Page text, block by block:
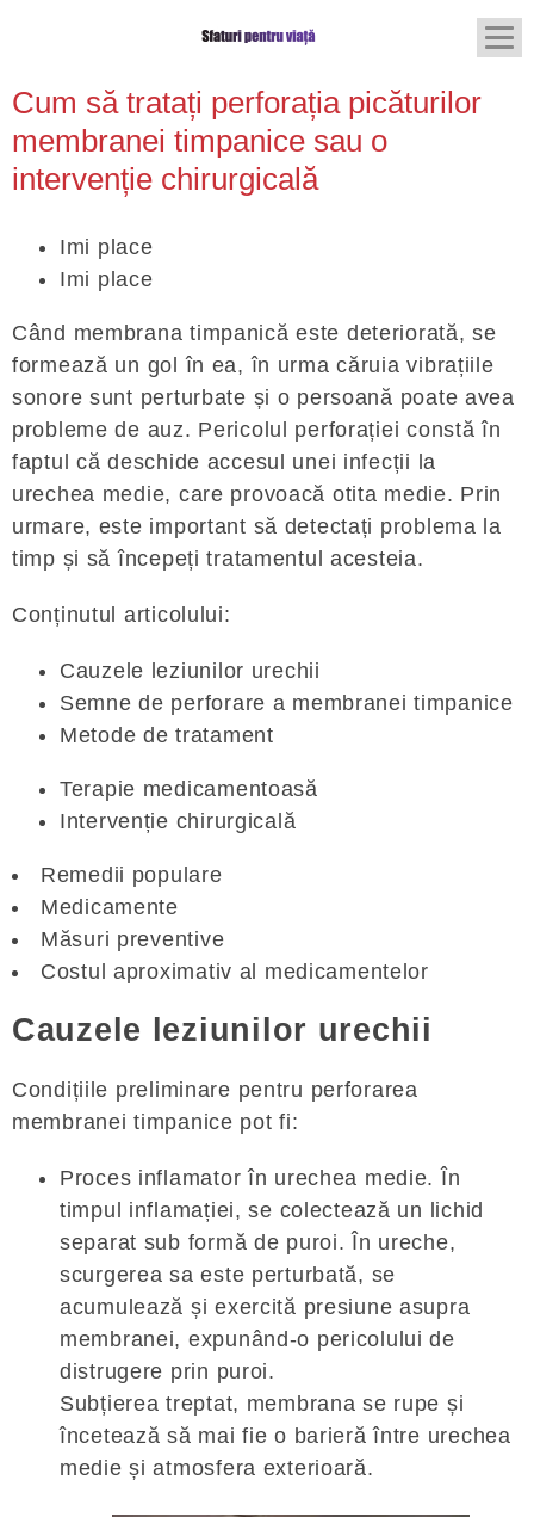
Cum să tratați perforația picăturilor
membranei timpanice sau o
intervenție chirurgicală
Imi place
Imi place
Când membrana timpanică este deteriorată, se
formează un gol în ea, în urma căruia vibrațiile
sonore sunt perturbate și o persoană poate avea
probleme de auz. Pericolul perforației constă în
faptul că deschide accesul unei infecții la
urechea medie, care provoacă otita medie. Prin
urmare, este important să detectați problema la
timp și să începeți tratamentul acesteia.
Conținutul articolului:
Cauzele leziunilor urechii
Semne de perforare a membranei timpanice
Metode de tratament
Terapie medicamentoasă
Intervenție chirurgicală
Remedii populare
Medicamente
Măsuri preventive
Costul aproximativ al medicamentelor
Cauzele leziunilor urechii
Condițiile preliminare pentru perforarea
membranei timpanice pot fi:
Proces inflamator în urechea medie. În
timpul inflamației, se colectează un lichid
separat sub formă de puroi. În ureche,
scurgerea sa este perturbată, se
acumulează și exercită presiune asupra
membranei, expunând-o pericolului de
distrugere prin puroi.
Subțierea treptat, membrana se rupe și
încetează să mai fie o barieră între urechea
medie și atmosfera exterioară.